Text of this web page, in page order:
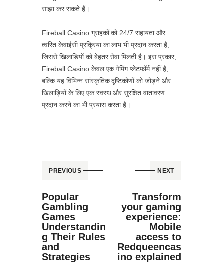
साझा कर सकते हैं।
Fireball Casino ग्राहकों को 24/7 सहायता और
त्वरित केवाईसी प्रक्रिया का लाभ भी प्रदान करता है,
जिससे खिलाड़ियों को बेहतर सेवा मिलती है। इस प्रकार,
Fireball Casino केवल एक गेमिंग प्लेटफॉर्म नहीं है,
बल्कि यह विभिन्न सांस्कृतिक दृष्टिकोणों को जोड़ने और
खिलाड़ियों के लिए एक स्वस्थ और सुरक्षित वातावरण
प्रदान करने का भी प्रयास करता है।
PREVIOUS
Popular
Gambling
Games
Understandin
g Their Rules
and
Strategies
NEXT
Transform
your gaming
experience:
Mobile
access to
Redqueencas
ino explained